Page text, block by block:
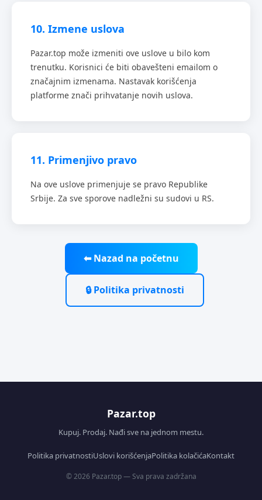
10. Izmene uslova
Pazar.top može izmeniti ove uslove u bilo kom
trenutku. Korisnici će biti obavešteni emailom o
značajnim izmenama. Nastavak korišćenja
platforme znači prihvatanje novih uslova.
11. Primenjivo pravo
Na ove uslove primenjuje se pravo Republike
Srbije. Za sve sporove nadležni su sudovi u RS.
⬅ Nazad na početnu
🔒 Politika privatnosti
Pazar.top
Kupuj. Prodaj. Nađi sve na jednom mestu.
Politika privatnostiUslovi korišćenjaPolitika kolačićaKontakt
© 2026 Pazar.top — Sva prava zadržana